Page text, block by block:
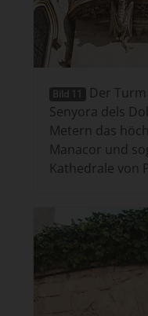
Bild 11
Der
Senyora dels
Metern das
Manacor und
Kathedrale von